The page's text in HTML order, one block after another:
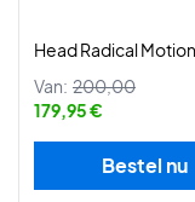
Head Radical
Van: 200,00
179,95 €
Bestel nu